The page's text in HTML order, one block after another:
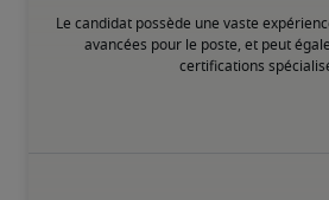
Le candidat possède une vaste
avancées pour le poste, et peut
certifications